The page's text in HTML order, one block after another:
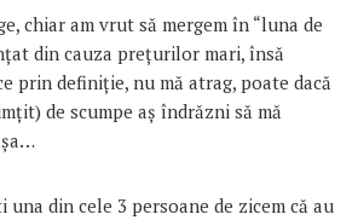
chiar am vrut să mergem în “luna de
din cauza prețurilor mari, însă
prin definiție, nu mă atrag, poate dacă
de scumpe aș îndrăzni să mă
din cele 3 persoane de zicem că au